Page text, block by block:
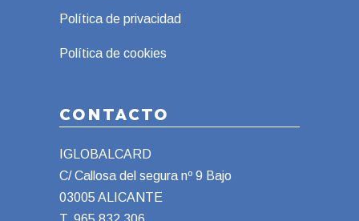
Política de privacidad
Política de cookies
CONTACTO
IGLOBALCARD
C/ Callosa del segura nº 9 Bajo
03005 ALICANTE